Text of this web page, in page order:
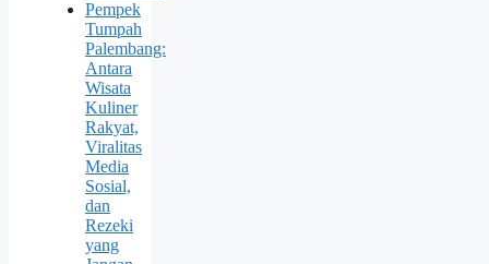
Pempek
Tumpah
Palembang:
Antara
Wisata
Kuliner
Rakyat,
Viralitas
Media
Sosial,
dan
Rezeki
yang